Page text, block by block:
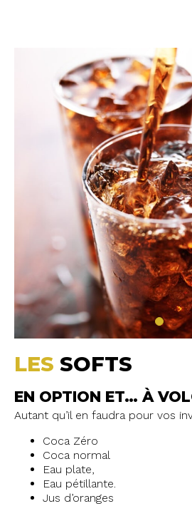
LES SOFTS
EN OPTION ET… À
Autant qu’il en faudra pour vos
Coca Zéro
Coca normal
Eau plate,
Eau pétillante.
Jus d’oranges